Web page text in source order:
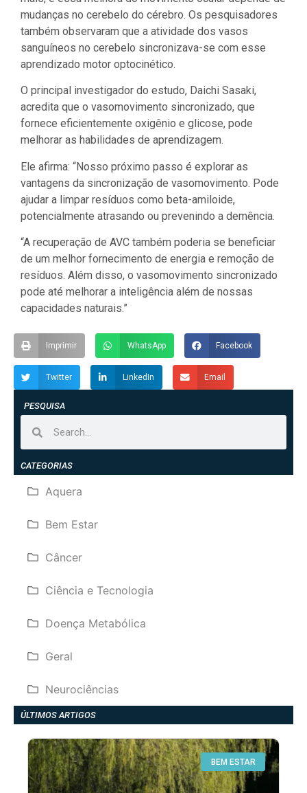
mudanças no cerebelo do cérebro. Os pesquisadores
também observaram que a atividade dos vasos
sanguíneos no cerebelo sincronizava-se com esse
aprendizado motor optocinético.
O principal investigador do estudo, Daichi Sasaki,
acredita que o vasomovimento sincronizado, que
fornece eficientemente oxigênio e glicose, pode
melhorar as habilidades de aprendizagem.
Ele afirma: “Nosso próximo passo é explorar as
vantagens da sincronização de vasomovimento. Pode
ajudar a limpar resíduos como beta-amiloide,
potencialmente atrasando ou prevenindo a demência.
“A recuperação de AVC também poderia se beneficiar
de um melhor fornecimento de energia e remoção de
resíduos. Além disso, o vasomovimento sincronizado
pode até melhorar a inteligência além de nossas
capacidades naturais.”
Imprimir WhatsApp Facebook
Twitter LinkedIn Email
PESQUISA
CATEGORIAS
Aquera
Bem Estar
Câncer
Ciência e Tecnologia
Doença Metabólica
Geral
Neurociências
ÚLTIMOS ARTIGOS
BEM ESTAR